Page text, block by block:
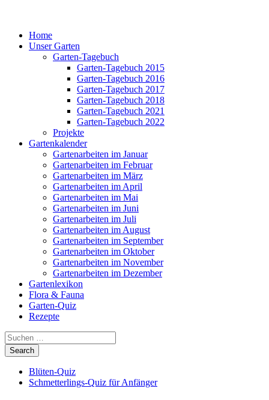
Home
Unser Garten
Garten-Tagebuch
Garten-Tagebuch 2015
Garten-Tagebuch 2016
Garten-Tagebuch 2017
Garten-Tagebuch 2018
Garten-Tagebuch 2021
Garten-Tagebuch 2022
Projekte
Gartenkalender
Gartenarbeiten im Januar
Gartenarbeiten im Februar
Gartenarbeiten im März
Gartenarbeiten im April
Gartenarbeiten im Mai
Gartenarbeiten im Juni
Gartenarbeiten im Juli
Gartenarbeiten im August
Gartenarbeiten im September
Gartenarbeiten im Oktober
Gartenarbeiten im November
Gartenarbeiten im Dezember
Gartenlexikon
Flora & Fauna
Garten-Quiz
Rezepte
Blüten-Quiz
Schmetterlings-Quiz für Anfänger